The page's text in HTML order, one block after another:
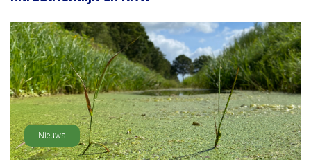
Nieuws